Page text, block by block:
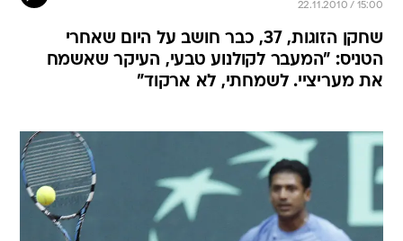
22.11.2010 / 15:00
שחקן הזוגות, 37, כבר חושב על היום שאחרי
הטניס: "המעבר לקולנוע טבעי, העיקר שאשמח
את מעריציי. לשמחתי, לא ארקוד"